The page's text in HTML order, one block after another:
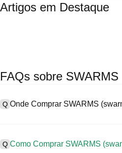
Artigos em Destaque
FAQs sobre SWARMS
Q Onde Comprar SWARMS
interfaces fáceis de usar, elevada
Poloniex suporta trading em
Q Como Comprar SWARMS